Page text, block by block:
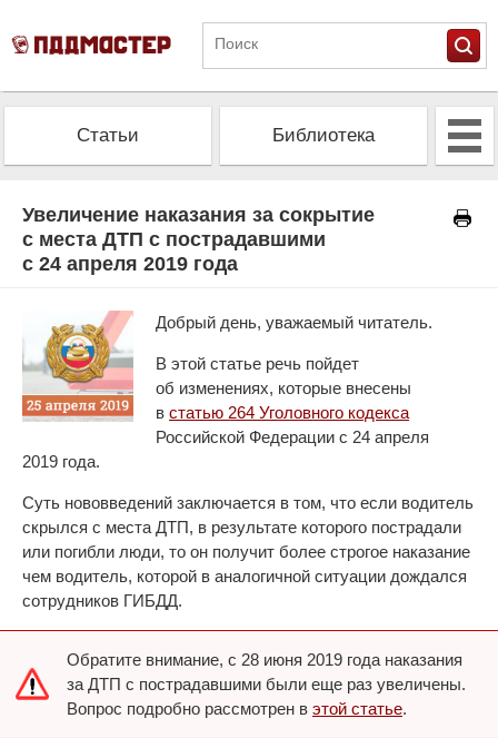
Статьи Библиотека
Проверить штрафы Калькулятор ОСАГО
Увеличение наказания за сокрытие
с места ДТП с пострадавшими
с 24 апреля 2019 года
Добрый день, уважаемый читатель.
В этой статье речь пойдет
об изменениях, которые внесены
в статью 264 Уголовного кодекса
Российской Федерации с 24 апреля
2019 года.
Суть нововведений заключается в том, что если водитель
скрылся с места ДТП, в результате которого пострадали
или погибли люди, то он получит более строгое наказание
чем водитель, которой в аналогичной ситуации дождался
сотрудников ГИБДД.
Обратите внимание, с 28 июня 2019 года наказания
за ДТП с пострадавшими были еще раз увеличены.
Вопрос подробно рассмотрен в этой статье.